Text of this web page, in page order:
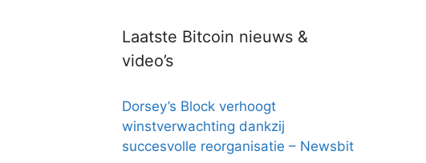
Laatste Bitcoin nieuws &
video’s
Dorsey’s Block verhoogt
winstverwachting dankzij
succesvolle reorganisatie – Newsbit